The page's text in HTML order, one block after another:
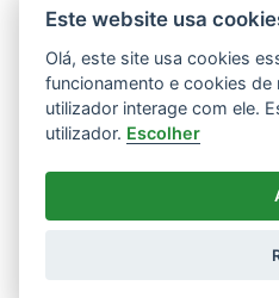
Este website usa
Olá, este site usa cookies
funcionamento e cookies
utilizador interage com ele.
utilizador. Escolher